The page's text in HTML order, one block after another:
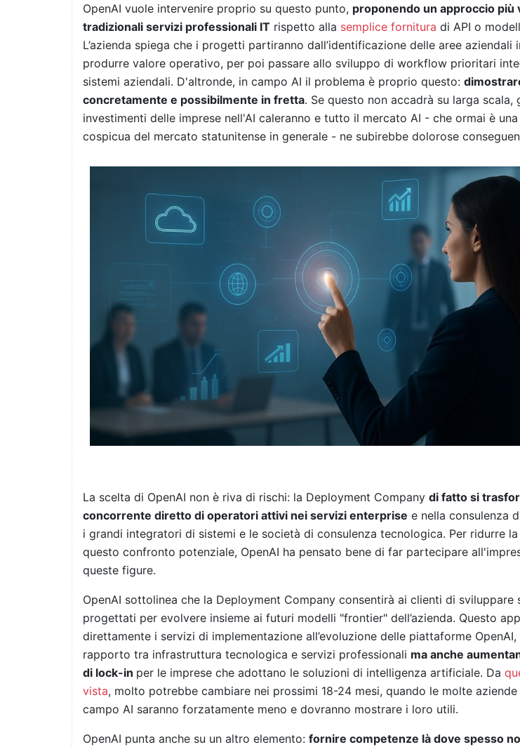
OpenAI vuole intervenire proprio su questo punto, proponendo un approccio più
tradizionali servizi professionali IT rispetto alla semplice fornitura di API o
L’azienda spiega che i progetti partiranno dall’identificazione delle aree aziendali
produrre valore operativo, per poi passare allo sviluppo di workflow prioritari
sistemi aziendali. D'altronde, in campo AI il problema è proprio questo:
concretamente e possibilmente in fretta. Se questo non accadrà su larga scala,
investimenti delle imprese nell'AI caleranno e tutto il mercato AI - che ormai è
cospicua del mercato statunitense in generale - ne subirebbe dolorose
La scelta di OpenAI non è riva di rischi: la Deployment Company di fatto si
concorrente diretto di operatori attivi nei servizi enterprise e nella consulenza
i grandi integratori di sistemi e le società di consulenza tecnologica. Per ridurre
questo confronto potenziale, OpenAI ha pensato bene di far partecipare
queste figure.
OpenAI sottolinea che la Deployment Company consentirà ai clienti di sviluppare
progettati per evolvere insieme ai futuri modelli "frontier" dell’azienda. Questo
direttamente i servizi di implementazione all’evoluzione delle piattaforme
rapporto tra infrastruttura tecnologica e servizi professionali ma anche
di lock-in per le imprese che adottano le soluzioni di intelligenza artificiale. Da
vista, molto potrebbe cambiare nei prossimi 18-24 mesi, quando le molte
campo AI saranno forzatamente meno e dovranno mostrare i loro utili.
OpenAI punta anche su un altro elemento: fornire competenze là dove spesso